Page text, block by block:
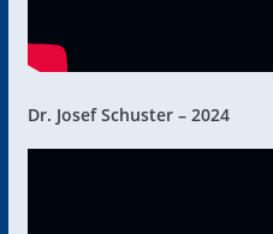
Dr. Josef Schuster – 2024